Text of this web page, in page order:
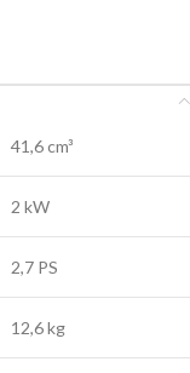
41,6 cm³
2 kW
2,7 PS
12,6 kg